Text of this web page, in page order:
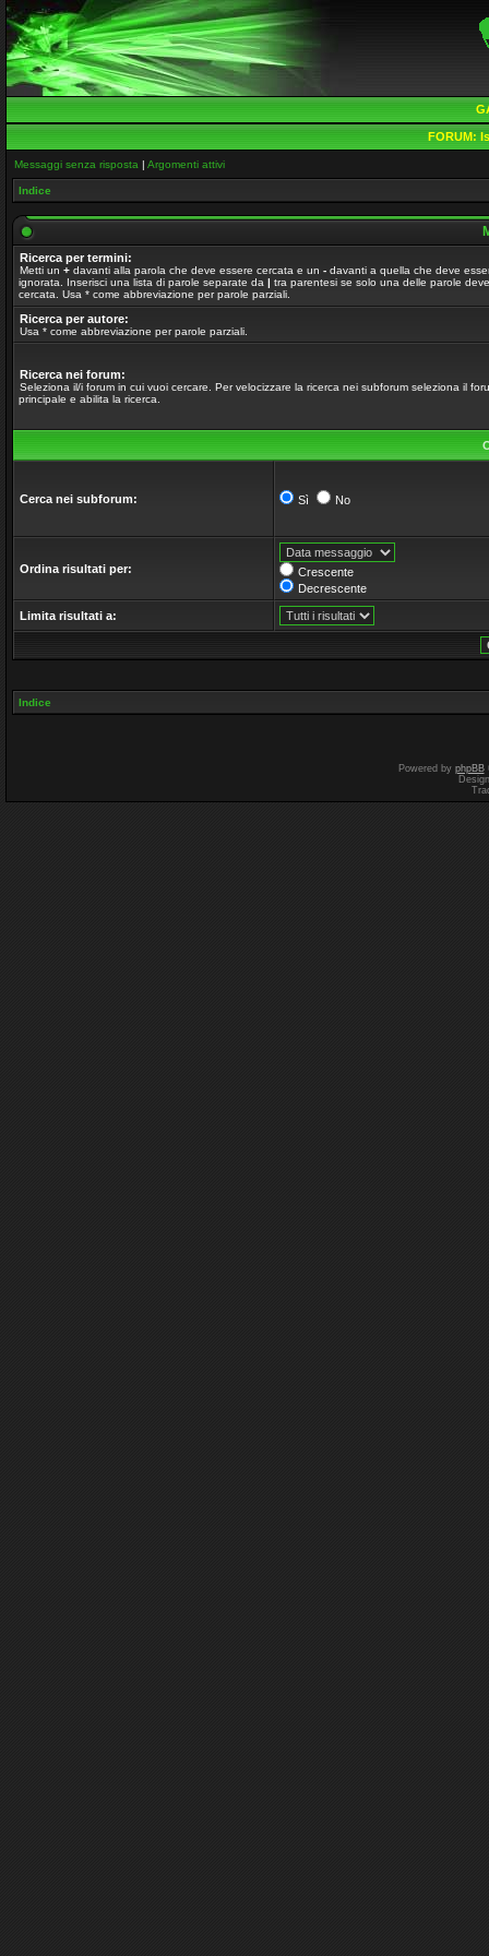
FORUM:
Messaggi senza risposta | Argomenti attivi
Indice
Ricerca per termini:
Metti un + davanti alla parola che deve essere cercata e un - davanti a quella che deve
ignorata. Inserisci una lista di parole separate da | tra parentesi se solo una delle parole
cercata. Usa * come abbreviazione per parole parziali.
Ricerca per autore:
Usa * come abbreviazione per parole parziali.
Ricerca nei forum:
Seleziona il/i forum in cui vuoi cercare. Per velocizzare la ricerca nei subforum seleziona il
principale e abilita la ricerca.
Cerca nei subforum: Sì No
Ordina risultati per:
Crescente
Decrescente
Limita risultati a:
Indice
Powered by phpBB